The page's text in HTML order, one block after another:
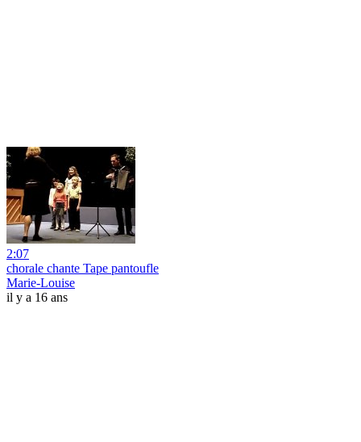
2:07
chorale chante Tape pantoufle
Marie-Louise
il y a 16 ans